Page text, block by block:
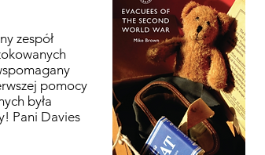
zespół
pomocy
była
Pani Davies